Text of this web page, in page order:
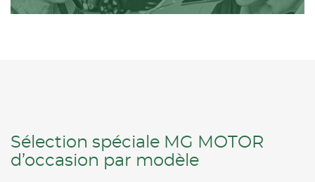
Sélection spéciale MG MOTOR
d’occasion par modèle